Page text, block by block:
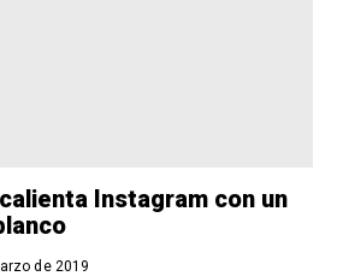
Instagram con un
de 2019